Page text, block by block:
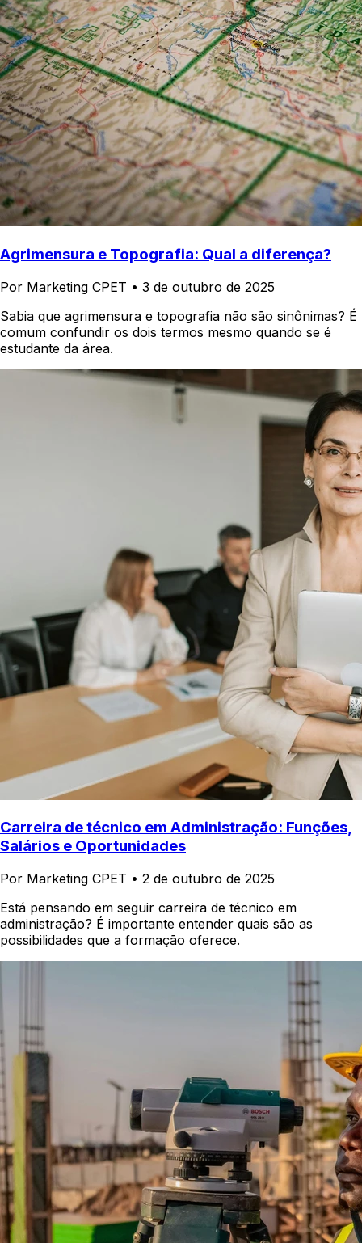
Agrimensura e Topografia: Qual a diferença?
Por Marketing CPET • 3 de outubro de 2025
Sabia que agrimensura e topografia não são sinônimas? É
comum confundir os dois termos mesmo quando se é
estudante da área.
Carreira de técnico em Administração: Funções,
Salários e Oportunidades
Por Marketing CPET • 2 de outubro de 2025
Está pensando em seguir carreira de técnico em
administração? É importante entender quais são as
possibilidades que a formação oferece.